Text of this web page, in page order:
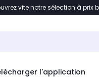
directement au
vite notre sélection à prix
l'application